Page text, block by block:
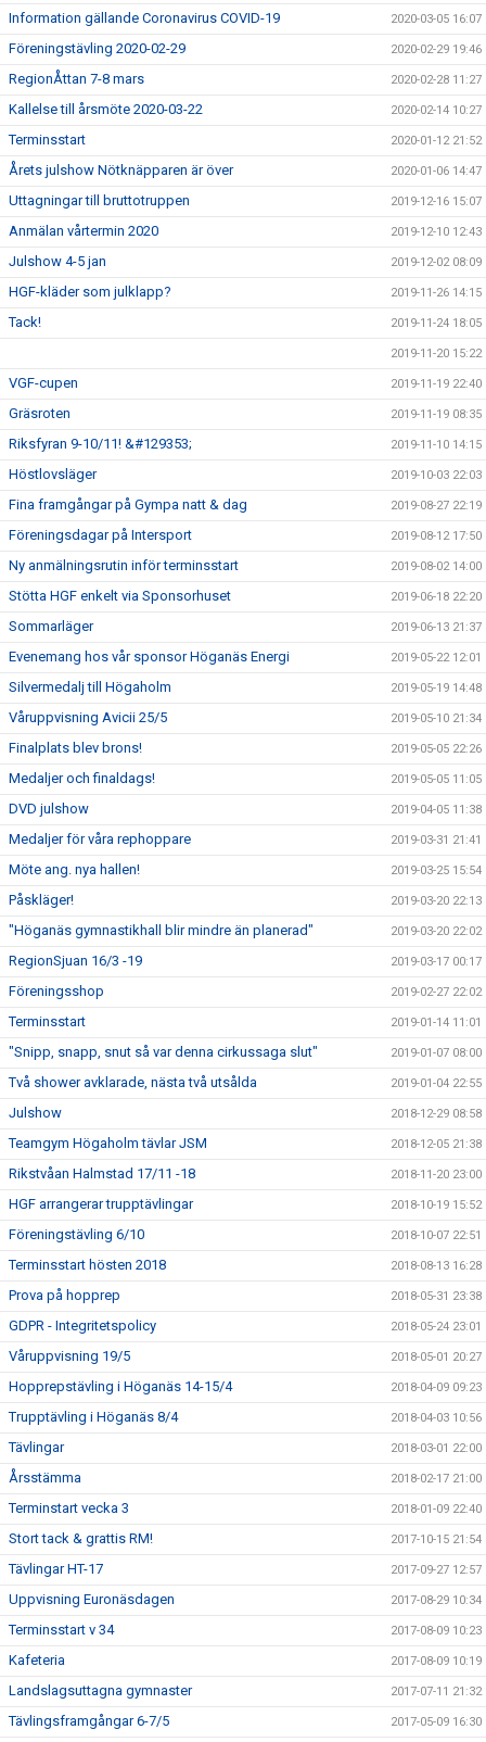
Information gällande Coronavirus COVID-19 2020-03-05 16:07
Föreningstävling 2020-02-29 2020-02-29 19:46
RegionÅttan 7-8 mars 2020-02-28 11:27
Kallelse till årsmöte 2020-03-22 2020-02-14 10:27
Terminsstart 2020-01-12 21:52
Årets julshow Nötknäpparen är över 2020-01-06 14:47
Uttagningar till bruttotruppen 2019-12-16 15:07
Anmälan vårtermin 2020 2019-12-10 12:43
Julshow 4-5 jan 2019-12-02 08:09
HGF-kläder som julklapp? 2019-11-26 14:15
Tack! 2019-11-24 18:05
2019-11-20 15:22
VGF-cupen 2019-11-19 22:40
Gräsroten 2019-11-19 08:35
Riksfyran 9-10/11! &#129353; 2019-11-10 14:15
Höstlovsläger 2019-10-03 22:03
Fina framgångar på Gympa natt & dag 2019-08-27 22:19
Föreningsdagar på Intersport 2019-08-12 17:50
Ny anmälningsrutin inför terminsstart 2019-08-02 14:00
Stötta HGF enkelt via Sponsorhuset 2019-06-18 22:20
Sommarläger 2019-06-13 21:37
Evenemang hos vår sponsor Höganäs Energi 2019-05-22 12:01
Silvermedalj till Högaholm 2019-05-19 14:48
Våruppvisning Avicii 25/5 2019-05-10 21:34
Finalplats blev brons! 2019-05-05 22:26
Medaljer och finaldags! 2019-05-05 11:05
DVD julshow 2019-04-05 11:38
Medaljer för våra rephoppare 2019-03-31 21:41
Möte ang. nya hallen! 2019-03-25 15:54
Påskläger! 2019-03-20 22:13
"Höganäs gymnastikhall blir mindre än planerad" 2019-03-20 22:02
RegionSjuan 16/3 -19 2019-03-17 00:17
Föreningsshop 2019-02-27 22:02
Terminsstart 2019-01-14 11:01
"Snipp, snapp, snut så var denna cirkussaga slut" 2019-01-07 08:00
Två shower avklarade, nästa två utsålda 2019-01-04 22:55
Julshow 2018-12-29 08:58
Teamgym Högaholm tävlar JSM 2018-12-05 21:38
Rikstvåan Halmstad 17/11 -18 2018-11-20 23:00
HGF arrangerar trupptävlingar 2018-10-19 15:52
Föreningstävling 6/10 2018-10-07 22:51
Terminsstart hösten 2018 2018-08-13 16:28
Prova på hopprep 2018-05-31 23:38
GDPR - Integritetspolicy 2018-05-24 23:01
Våruppvisning 19/5 2018-05-01 20:27
Hopprepstävling i Höganäs 14-15/4 2018-04-09 09:23
Trupptävling i Höganäs 8/4 2018-04-03 10:56
Tävlingar 2018-03-01 22:00
Årsstämma 2018-02-17 21:00
Terminstart vecka 3 2018-01-09 22:40
Stort tack & grattis RM! 2017-10-15 21:54
Tävlingar HT-17 2017-09-27 12:57
Uppvisning Euronäsdagen 2017-08-29 10:34
Terminsstart v 34 2017-08-09 10:23
Kafeteria 2017-08-09 10:19
Landslagsuttagna gymnaster 2017-07-11 21:32
Tävlingsframgångar 6-7/5 2017-05-09 16:30